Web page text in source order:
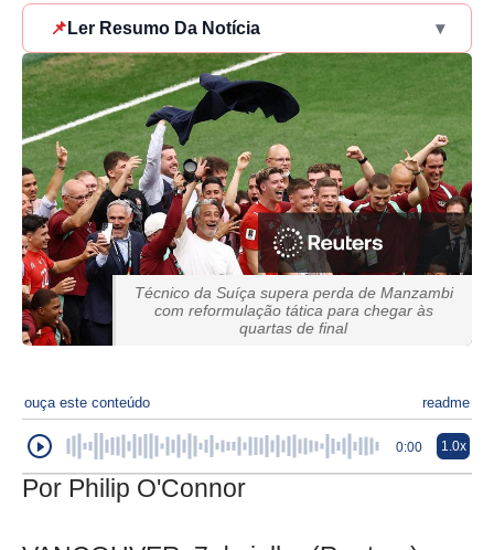
📌 Ler Resumo Da Notícia ▾
Técnico da Suíça supera perda de Manzambi
com reformulação tática para chegar às
quartas de final
ouça este conteúdo readme
0:00 1.0x
Por Philip O'Connor